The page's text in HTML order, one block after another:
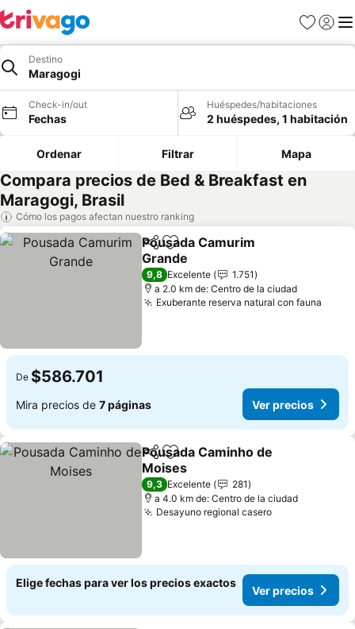
Favoritos
Iniciar
Destino
Maragogi
Check-in/out
Fechas
Huéspedes/habitaciones
2 huéspedes, 1 habitación
Ordenar Filtrar Mapa
Compara precios de Bed & Breakfast en
Maragogi, Brasil
Cómo los pagos afectan nuestro ranking
CompartirAgregar a favoritos
Pousada Camurim
Grande
9,8 Excelente
1.751
a 2.0 km de: Centro de la ciudad
Exuberante reserva natural con fauna
De $586.701
Mira precios de 7 páginas Ver precios
CompartirAgregar a favoritos
Pousada Caminho de
Moises
9,3 Excelente
281
a 4.0 km de: Centro de la ciudad
Desayuno regional casero
Elige fechas para ver los precios exactos
Ver precios